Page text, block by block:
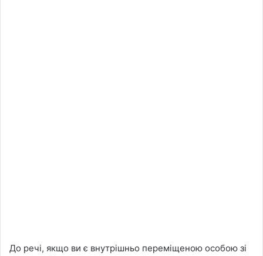
До речі, якщо ви є внутрішньо переміщеною особою зі